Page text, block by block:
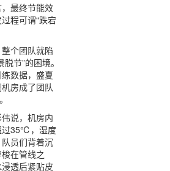
最终节能效
程可谓“跌宕
个团队就陷
节”的困境。
数据，盛夏
房成了团队
说，机房内
过35℃，湿度
员们背着沉
在管线之
透后紧贴皮